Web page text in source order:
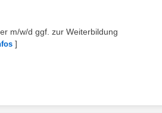
m/w/d ggf. zur Weiterbildung
]